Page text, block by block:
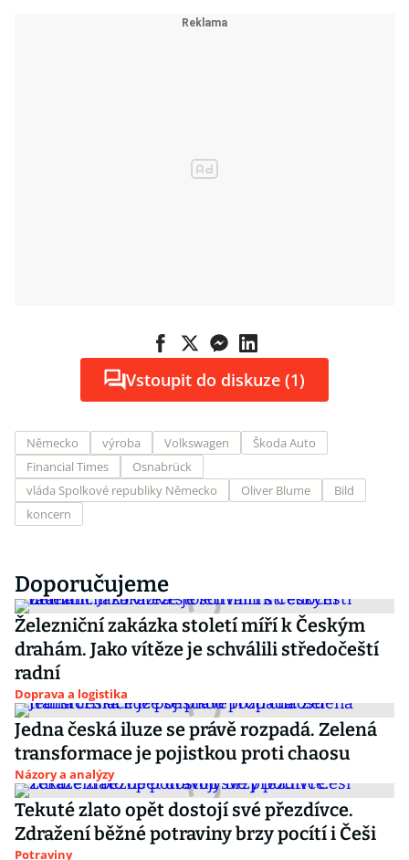
Vstoupit do diskuze (1)
Německo výroba Volkswagen
Škoda Auto
Financial Times
Osnabrück
vláda Spolkové republiky Německo
Oliver Blume
Bild
koncern
Doporučujeme
Železniční zakázka století míří k Českým
drahám. Jako vítěze je schválili středočeští
radní
Doprava a logistika
Jedna česká iluze se právě rozpadá. Zelená
transformace je pojistkou proti chaosu
Názory a analýzy
Tekuté zlato opět dostojí své přezdívce.
Zdražení běžné potraviny brzy pocítí i Češi
Potraviny